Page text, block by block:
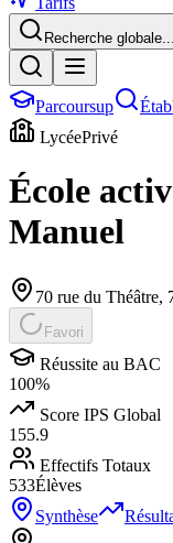
Recherche globale...
Parcoursup
LycéePrivé
École
Manuel
70 rue du Théâtre,
Favori
Réussite au BAC
100%
Score IPS Global
155.9
Effectifs Totaux
533Élèves
Synthèse